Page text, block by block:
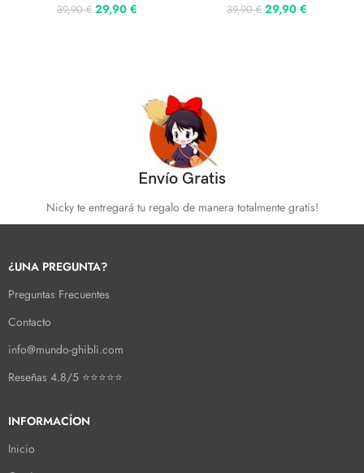
39,90€ 29,90 € 39,90€ 29,90 €
Envío Gratis
Nicky te entregará tu regalo de manera totalmente gratis!
¿UNA PREGUNTA?
Preguntas Frecuentes
Contacto
info@mundo-ghibli.com
Reseñas 4.8/5 ⭐⭐⭐⭐⭐
INFORMACÍON
Inicio